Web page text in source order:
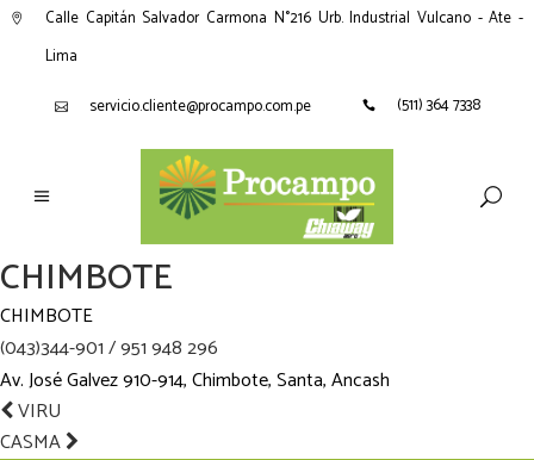
Calle Capitán Salvador Carmona N°216 Urb. Industrial Vulcano - Ate -
Lima
servicio.cliente@procampo.com.pe
(511) 364 7338
CHIMBOTE
CHIMBOTE
(043)344-901 / 951 948 296
Av. José Galvez 910-914, Chimbote, Santa, Ancash
VIRU
CASMA